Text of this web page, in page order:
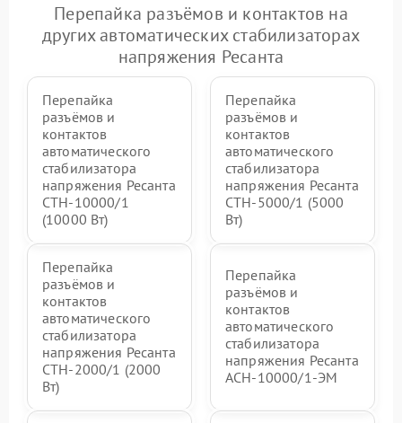
Перепайка разъёмов и контактов на
других автоматических стабилизаторах
напряжения Ресанта
Перепайка
разъёмов и
контактов
автоматического
стабилизатора
напряжения Ресанта
СТН-10000/1
(10000 Вт)
Перепайка
разъёмов и
контактов
автоматического
стабилизатора
напряжения Ресанта
СТН-5000/1 (5000
Вт)
Перепайка
разъёмов и
контактов
автоматического
стабилизатора
напряжения Ресанта
СТН-2000/1 (2000
Вт)
Перепайка
разъёмов и
контактов
автоматического
стабилизатора
напряжения Ресанта
АСН-10000/1-ЭМ